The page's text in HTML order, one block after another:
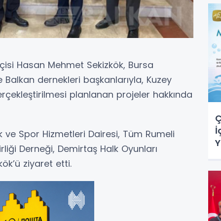
Hasan Mehmet Sekizkök, Bursa
dernekleri başkanlarıyla, Kuzey
planlanan projeler hakkında
Spor Hizmetleri Dairesi, Tüm Rumeli
Derneği, Demirtaş Halk Oyunları
ziyaret etti.